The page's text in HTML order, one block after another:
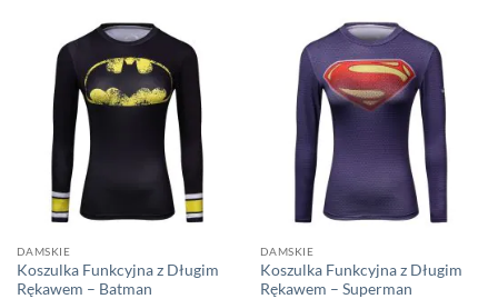
229,00 zł
DAMSKIE
Koszulka Funkcyjna z Długim
Rękawem – Batman
DAMSKIE
Koszulka Funkcyjna z Długim
Rękawem – Superman